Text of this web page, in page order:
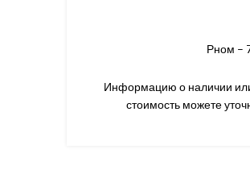
Рном –
Информацию о наличии или
стоимость можете